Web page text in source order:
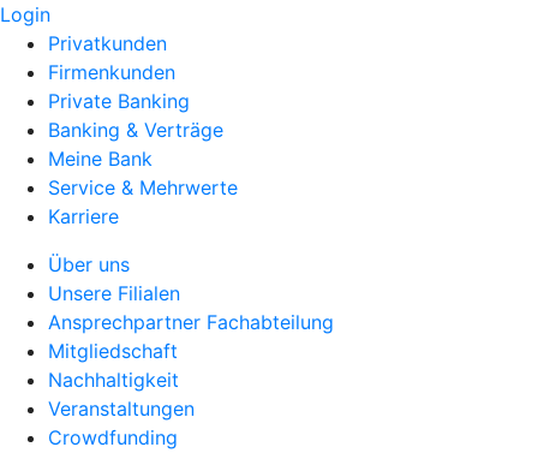
Login
Privatkunden
Firmenkunden
Private Banking
Banking & Verträge
Meine Bank
Service & Mehrwerte
Karriere
Über uns
Unsere Filialen
Ansprechpartner Fachabteilung
Mitgliedschaft
Nachhaltigkeit
Veranstaltungen
Crowdfunding